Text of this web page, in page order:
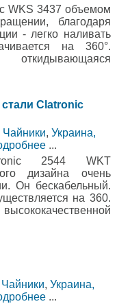
WKS 3437 объемом
благодаря
- легко наливать
на 360°.
откидывающаяся
Clatronic
Чайники, Украина,
...
2544 WKT
дизайна очень
Он бескабельный.
на 360.
, Украина,
...